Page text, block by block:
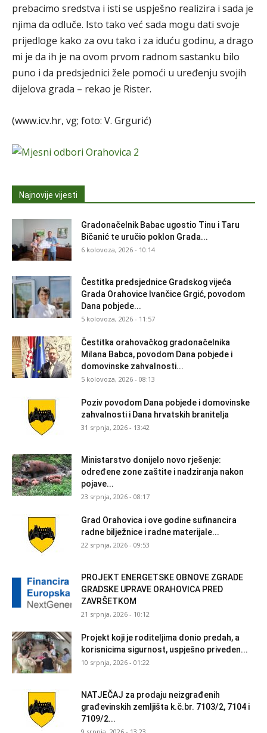
prebacimo sredstva i isti se uspješno realizira i sada je
njima da odluče. Isto tako već sada mogu dati svoje
prijedloge kako za ovu tako i za iduću godinu, a drago
mi je da ih je na ovom prvom radnom sastanku bilo
puno i da predsjednici žele pomoći u uređenju svojih
dijelova grada – rekao je Rister.
(www.icv.hr, vg; foto: V. Grgurić)
Najnovije vijesti
Gradonačelnik Babac ugostio Tinu i Taru
Bičanić te uručio poklon Grada...
6 kolovoza, 2026 - 10:14
Čestitka predsjednice Gradskog vijeća
Grada Orahovice Ivančice Grgić, povodom
Dana pobjede...
5 kolovoza, 2026 - 11:57
Čestitka orahovačkog gradonačelnika
Milana Babca, povodom Dana pobjede i
domovinske zahvalnosti...
5 kolovoza, 2026 - 08:13
Poziv povodom Dana pobjede i domovinske
zahvalnosti i Dana hrvatskih branitelja
31 srpnja, 2026 - 13:42
Ministarstvo donijelo novo rješenje:
određene zone zaštite i nadziranja nakon
pojave...
23 srpnja, 2026 - 08:17
Grad Orahovica i ove godine sufinancira
radne bilježnice i radne materijale...
22 srpnja, 2026 - 09:53
PROJEKT ENERGETSKE OBNOVE ZGRADE
GRADSKE UPRAVE ORAHOVICA PRED
ZAVRŠETKOM
21 srpnja, 2026 - 10:12
Projekt koji je roditeljima donio predah, a
korisnicima sigurnost, uspješno priveden...
10 srpnja, 2026 - 01:22
NATJEČAJ za prodaju neizgrađenih
građevinskih zemljišta k.č.br. 7103/2, 7104 i
7109/2...